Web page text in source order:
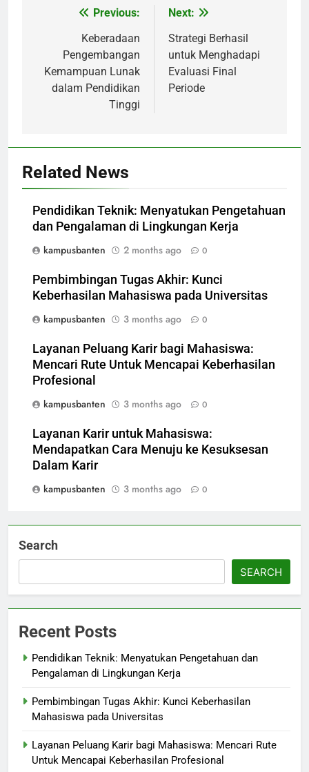
navigation
Previous:
Keberadaan
Pengembangan
Kemampuan Lunak
dalam Pendidikan
Tinggi
Next:
Strategi Berhasil
untuk Menghadapi
Evaluasi Final
Periode
Related News
Pendidikan Teknik: Menyatukan Pengetahuan
dan Pengalaman di Lingkungan Kerja
kampusbanten
2 months ago 0
Pembimbingan Tugas Akhir: Kunci
Keberhasilan Mahasiswa pada Universitas
kampusbanten
3 months ago 0
Layanan Peluang Karir bagi Mahasiswa:
Mencari Rute Untuk Mencapai Keberhasilan
Profesional
kampusbanten
3 months ago 0
Layanan Karir untuk Mahasiswa:
Mendapatkan Cara Menuju ke Kesuksesan
Dalam Karir
kampusbanten
3 months ago 0
Search
SEARCH
Recent Posts
Pendidikan Teknik: Menyatukan Pengetahuan dan
Pengalaman di Lingkungan Kerja
Pembimbingan Tugas Akhir: Kunci Keberhasilan
Mahasiswa pada Universitas
Layanan Peluang Karir bagi Mahasiswa: Mencari Rute
Untuk Mencapai Keberhasilan Profesional